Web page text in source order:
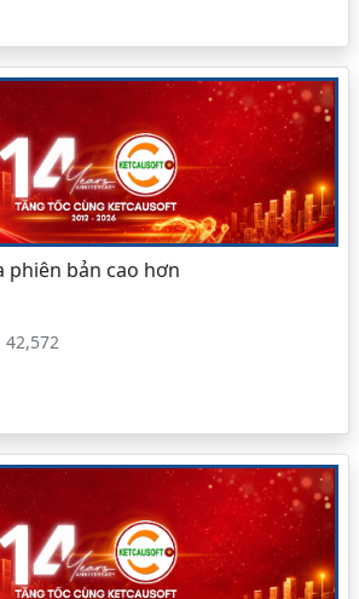
phiên bản cao hơn
42,572